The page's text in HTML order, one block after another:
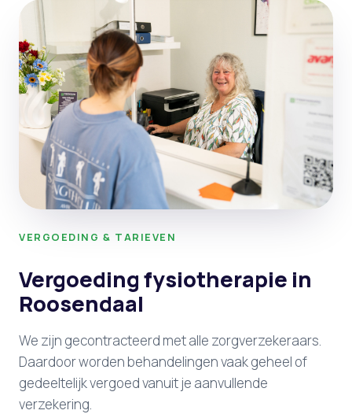
VERGOEDING & TARIEVEN
Vergoeding fysiotherapie in
Roosendaal
We zijn gecontracteerd met alle zorgverzekeraars.
Daardoor worden behandelingen vaak geheel of
gedeeltelijk vergoed vanuit je aanvullende
verzekering.